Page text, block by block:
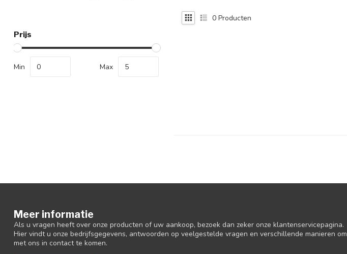
Prijs
Min Max
0 Producten
Meer informatie
Als u vragen heeft over onze producten of uw aankoop, bezoek dan zeker onze klantenservicepagina.
Hier vindt u onze bedrijfsgegevens, antwoorden op veelgestelde vragen en verschillende manieren om
met ons in contact te komen.